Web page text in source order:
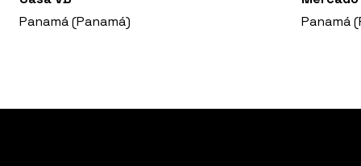
Panamá (Panamá)
Panamá